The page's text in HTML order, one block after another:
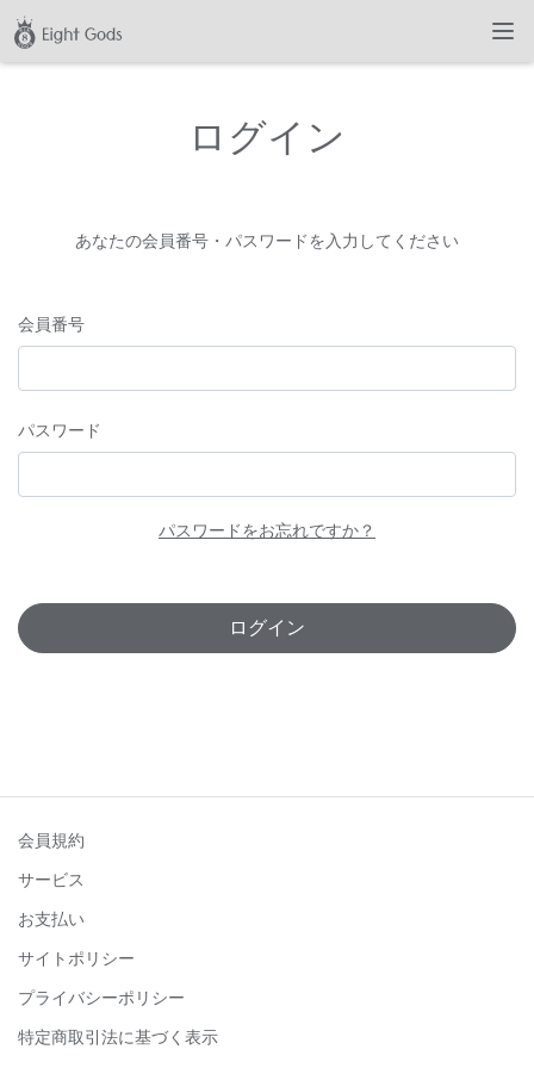
ログイン
あなたの会員番号・パスワードを入力してください
会員番号
パスワード
パスワードをお忘れですか？
ログイン
会員規約
サービス
お支払い
サイトポリシー
プライバシーポリシー
特定商取引法に基づく表示